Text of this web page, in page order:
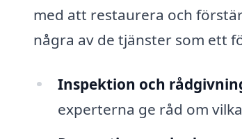
med att restaurera och
några av de tjänster som ett
Inspektion och
experterna ge råd om